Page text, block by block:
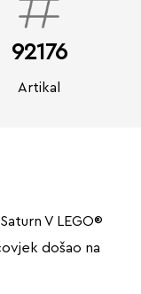
92176
Artikal
V LEGO®
došao na